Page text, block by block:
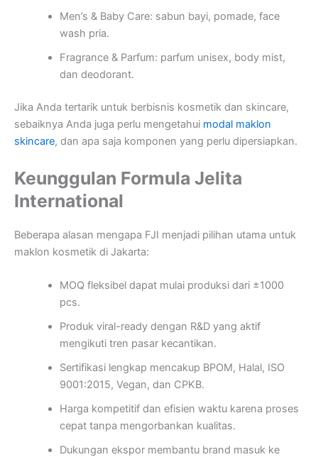
Men’s & Baby Care: sabun bayi, pomade, face
wash pria.
Fragrance & Parfum: parfum unisex, body mist,
dan deodorant.
Jika Anda tertarik untuk berbisnis kosmetik dan skincare,
sebaiknya Anda juga perlu mengetahui modal maklon
skincare, dan apa saja komponen yang perlu dipersiapkan.
Keunggulan Formula Jelita
International
Beberapa alasan mengapa FJI menjadi pilihan utama untuk
maklon kosmetik di Jakarta:
MOQ fleksibel dapat mulai produksi dari ±1000
pcs.
Produk viral-ready dengan R&D yang aktif
mengikuti tren pasar kecantikan.
Sertifikasi lengkap mencakup BPOM, Halal, ISO
9001:2015, Vegan, dan CPKB.
Harga kompetitif dan efisien waktu karena proses
cepat tanpa mengorbankan kualitas.
Dukungan ekspor membantu brand masuk ke